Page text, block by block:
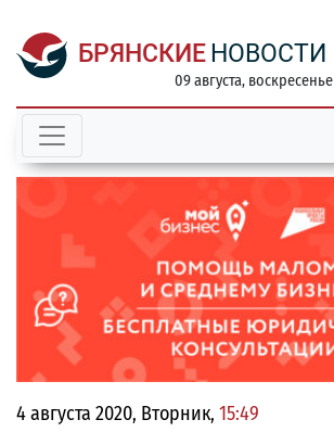
БРЯНСКИЕ НОВОСТИ
09 августа, воскресенье
4 августа 2020, Вторник, 15:49